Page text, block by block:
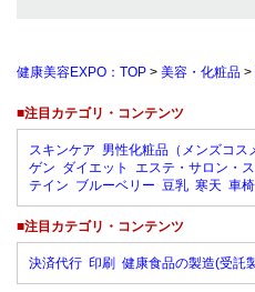
健康美容EXPO：TOP > 美容・化粧品 >
■注目カテゴリ・コンテンツ
スキンケア 男性化粧品（メンズコス
ゲン ダイエット エステ・サロン・
テイン ブルーベリー 豆乳 寒天 車
■注目カテゴリ・コンテンツ
決済代行 印刷 健康食品の製造(受託